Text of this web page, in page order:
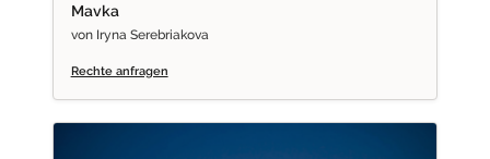
Mavka
von Iryna Serebriakova
Rechte anfragen